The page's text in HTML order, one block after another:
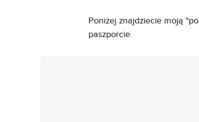
Poniżej znajdziecie moją
paszporcie.